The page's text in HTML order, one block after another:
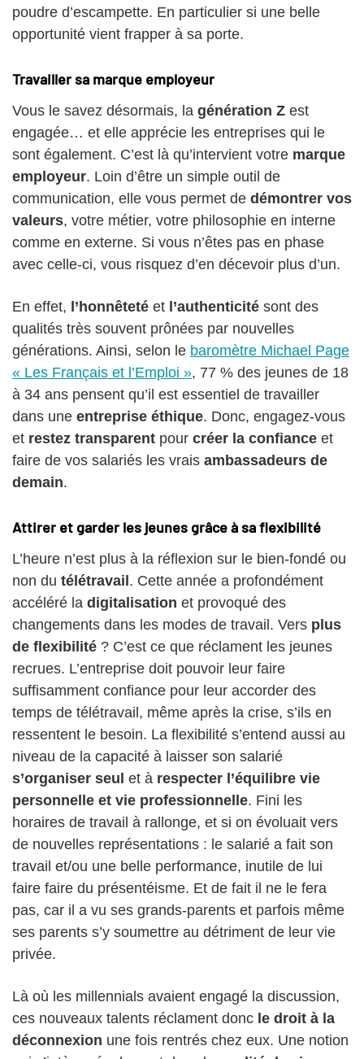
poudre d’escampette. En particulier si une belle
opportunité vient frapper à sa porte.
Travailler sa marque employeur
Vous le savez désormais, la génération Z est
engagée… et elle apprécie les entreprises qui le
sont également. C’est là qu’intervient votre marque
employeur. Loin d’être un simple outil de
communication, elle vous permet de démontrer vos
valeurs, votre métier, votre philosophie en interne
comme en externe. Si vous n’êtes pas en phase
avec celle-ci, vous risquez d’en décevoir plus d’un.
En effet, l’honnêteté et l’authenticité sont des
qualités très souvent prônées par nouvelles
générations. Ainsi, selon le baromètre Michael Page
« Les Français et l’Emploi », 77 % des jeunes de 18
à 34 ans pensent qu’il est essentiel de travailler
dans une entreprise éthique. Donc, engagez-vous
et restez transparent pour créer la confiance et
faire de vos salariés les vrais ambassadeurs de
demain.
Attirer et garder les jeunes grâce à sa flexibilité
L’heure n’est plus à la réflexion sur le bien-fondé ou
non du télétravail . Cette année a profondément
accéléré la digitalisation et provoqué des
changements dans les modes de travail. Vers plus
de flexibilité ? C’est ce que réclament les jeunes
recrues. L’entreprise doit pouvoir leur faire
suffisamment confiance pour leur accorder des
temps de télétravail, même après la crise, s’ils en
ressentent le besoin. La flexibilité s’entend aussi au
niveau de la capacité à laisser son salarié
s’organiser seul et à respecter l’équilibre vie
personnelle et vie professionnelle. Fini les
horaires de travail à rallonge, et si on évoluait vers
de nouvelles représentations : le salarié a fait son
travail et/ou une belle performance, inutile de lui
faire faire du présentéisme. Et de fait il ne le fera
pas, car il a vu ses grands-parents et parfois même
ses parents s’y soumettre au détriment de leur vie
privée.
Là où les millennials avaient engagé la discussion,
ces nouveaux talents réclament donc le droit à la
déconnexion une fois rentrés chez eux. Une notion